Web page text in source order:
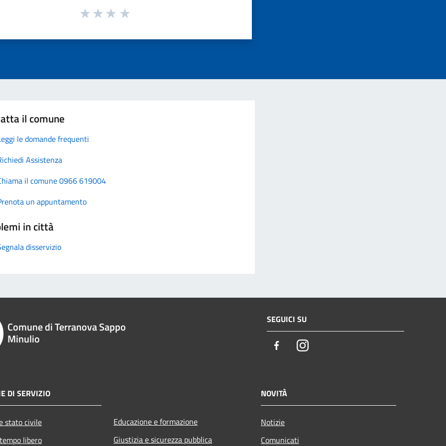
il comune
le domande frequenti
Assistenza
il comune 0966 619004
un appuntamento
in città
disservizio
Comune di Terranova Sappo
Minulio
SEGUICI SU
FacebookInstagram
DI SERVIZIO
stato civile
libero
Educazione e formazione
Giustizia e sicurezza pubblica
NOVITÀ
Notizie
Comunicati